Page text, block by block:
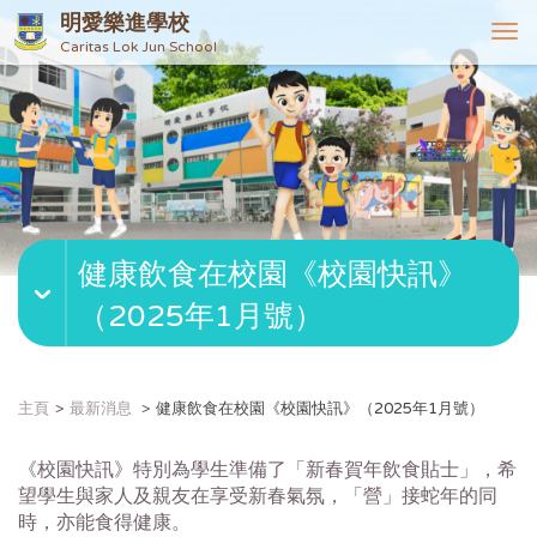
明愛樂進學校
Caritas Lok Jun School
T
o
g
g
l
e
n
v
健康飲食在校園《校園快訊》
（2025年1月號）
主頁 最新消息 健康飲食在校園《校園快訊》（2025年1月號）
《校園快訊》 特別為學生準備了「新春賀年飲食貼士」， 希
望學生與家人及親友在享受新春氣氛，「營」接蛇年的同
時， 亦能食得健康。